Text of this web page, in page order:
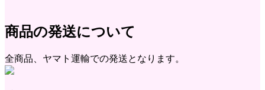
商品の発送について
全商品、ヤマト運輸での発送となります。